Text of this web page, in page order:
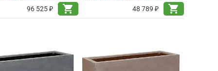
96 525 ₽
shopping_cart
48 789 ₽
shopping_cart